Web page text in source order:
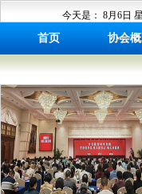
今天是： 8月6日
首页 协会